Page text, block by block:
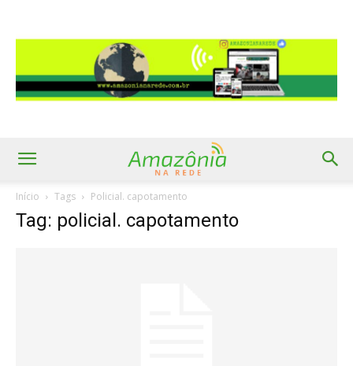
Início Tags Policial. capotamento
Tag: policial. capotamento